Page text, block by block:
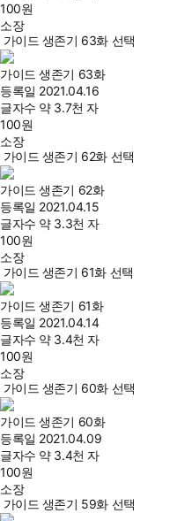
100원
소장
가이드 생존기 63화 선택
가이드 생존기 63화
등록일 2021.04.16
글자수 약 3.7천 자
100원
소장
가이드 생존기 62화 선택
가이드 생존기 62화
등록일 2021.04.15
글자수 약 3.3천 자
100원
소장
가이드 생존기 61화 선택
가이드 생존기 61화
등록일 2021.04.14
글자수 약 3.4천 자
100원
소장
가이드 생존기 60화 선택
가이드 생존기 60화
등록일 2021.04.09
글자수 약 3.4천 자
100원
소장
가이드 생존기 59화 선택